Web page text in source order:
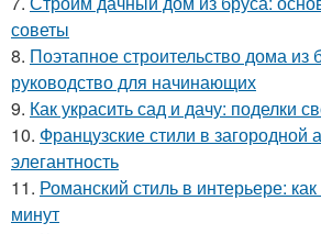
советы
8. Поэтапное строительство дома из
руководство для начинающих
9. Как украсить сад и дачу: поделки
10. Французские стили в загородной
элегантность
11. Романский стиль в интерьере:
минут